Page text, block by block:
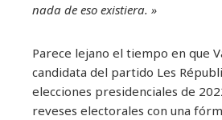
nada de eso existiera. »
Parece lejano el tiempo en que
candidata del partido Les
elecciones presidenciales de
reveses electorales con una